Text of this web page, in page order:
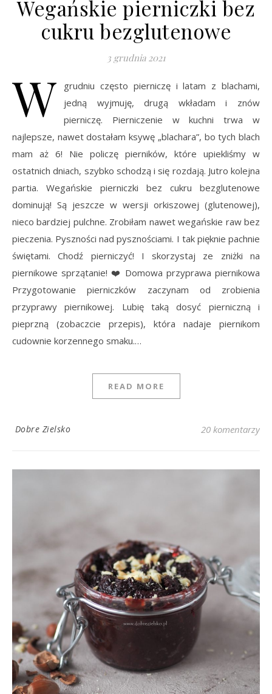
Wegańskie pierniczki bez
cukru bezglutenowe
3 grudnia 2021
W
grudniu często pierniczę i latam z blachami,
jedną wyjmuję, drugą wkładam i znów
pierniczę. Pierniczenie w kuchni trwa w
najlepsze, nawet dostałam ksywę „blachara”, bo tych blach
mam aż 6! Nie policzę pierników, które upiekliśmy w
ostatnich dniach, szybko schodzą i się rozdają. Jutro kolejna
partia. Wegańskie pierniczki bez cukru bezglutenowe
dominują! Są jeszcze w wersji orkiszowej (glutenowej),
nieco bardziej pulchne. Zrobiłam nawet wegańskie raw bez
pieczenia. Pyszności nad pysznościami. I tak pięknie pachnie
świętami. Chodź pierniczyć! I skorzystaj ze zniżki na
piernikowe sprzątanie! ❤️ Domowa przyprawa piernikowa
Przygotowanie pierniczków zaczynam od zrobienia
przyprawy piernikowej. Lubię taką dosyć pierniczną i
pieprzną (zobaczcie przepis), która nadaje piernikom
cudownie korzennego smaku.…
READ MORE
Dobre Zielsko 20 komentarzy